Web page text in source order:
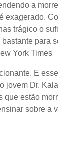
a
exagerado.
trágico o
para
York Times
E
jovem Dr.
que estão
sobre a